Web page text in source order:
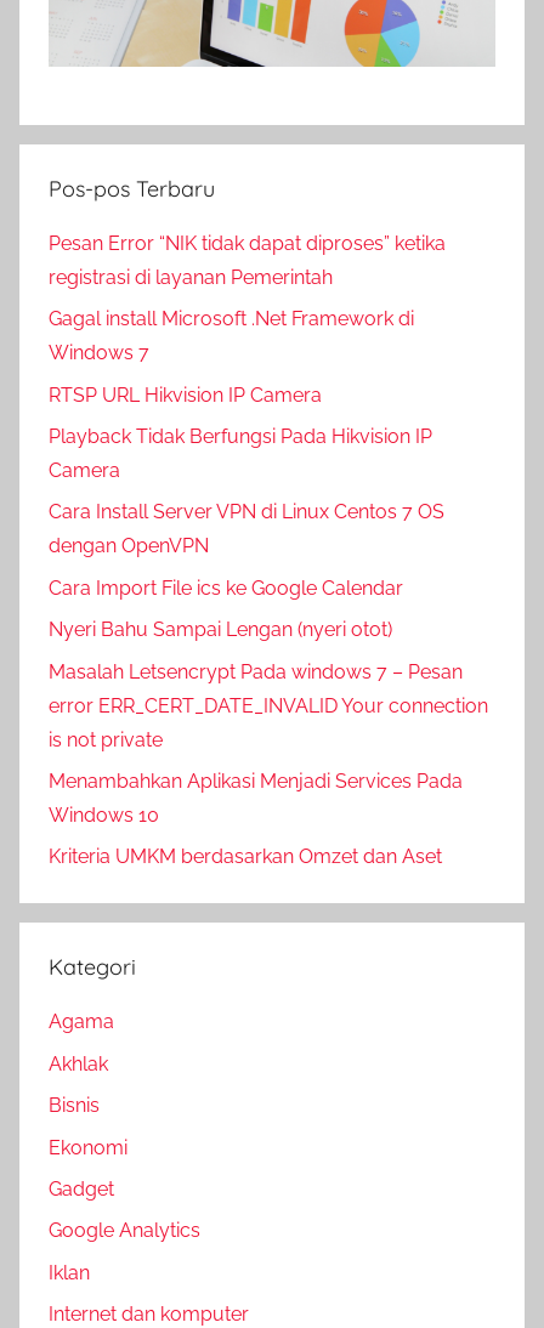
Pos-pos Terbaru
Pesan Error “NIK tidak dapat diproses” ketika
registrasi di layanan Pemerintah
Gagal install Microsoft .Net Framework di
Windows 7
RTSP URL Hikvision IP Camera
Playback Tidak Berfungsi Pada Hikvision IP
Camera
Cara Install Server VPN di Linux Centos 7 OS
dengan OpenVPN
Cara Import File ics ke Google Calendar
Nyeri Bahu Sampai Lengan (nyeri otot)
Masalah Letsencrypt Pada windows 7 – Pesan
error ERR_CERT_DATE_INVALID Your connection
is not private
Menambahkan Aplikasi Menjadi Services Pada
Windows 10
Kriteria UMKM berdasarkan Omzet dan Aset
Kategori
Agama
Akhlak
Bisnis
Ekonomi
Gadget
Google Analytics
Iklan
Internet dan komputer